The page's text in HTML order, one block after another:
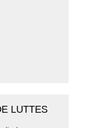
LUTTES